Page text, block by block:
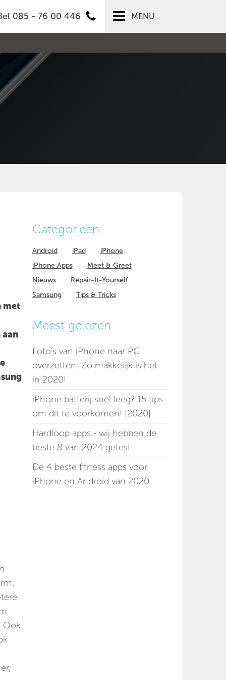
085 - 76 00 446 MENU
met
Ook
Categorieen
Android iPad
iPhone
iPhone Apps
Meet & Greet
Nieuws
Repair-It-Yourself
Samsung
Tips & Tricks
Meest gelezen
Foto's van iPhone naar PC
overzetten: Zo makkelijk is het
in 2020!
iPhone batterij snel leeg? 15 tips
om dit te voorkomen! [2020]
Hardloop apps - wij hebben de
beste 8 van 2024 getest!
Dé 4 beste fitness apps voor
iPhone en Android van 2020